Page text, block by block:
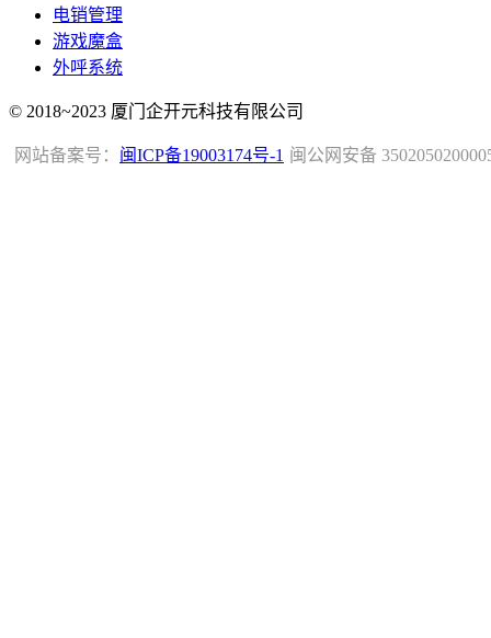
电销管理
游戏魔盒
外呼系统
© 2018~2023 厦门企开元科技有限公司
闽公网安备
网站备案号： 闽ICP备19003174号-1